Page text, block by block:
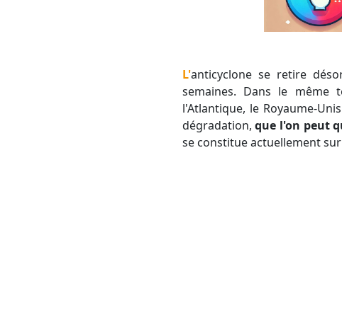
L'anticyclone se retire désormais vers l'Afrique, après avoir stationné sur notre pays durant plusieurs
semaines. Dans le même
l'Atlantique, le Royaume-
dégradation,que l'on peut
se constitue actuellement